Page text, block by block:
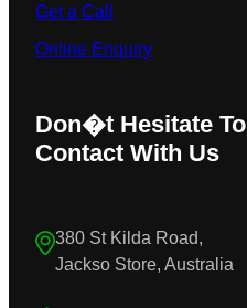
Get a Call
Online Enquiry
Don�t Hesitate To
Contact With Us
380 St Kilda Road,
Jackso Store, Australia